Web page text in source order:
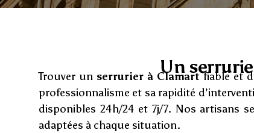
Un
Trouver un serrurier à Clamartfiable et
professionnalisme et sa rapidité
disponibles 24h/24 et 7j/7. Nos artisans
adaptées à chaque situation.